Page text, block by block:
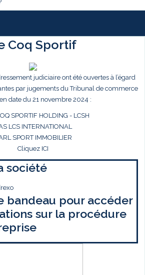
Coq Sportif
judiciaire ont été ouvertes à l’égard
par jugements du Tribunal de commerce
date du 21 novembre 2024 :
SPORTIF HOLDING - LCSH
LCS INTERNATIONAL
SPORT IMMOBILIER
Cliquez ICI
société
bandeau pour accéder
sur la procédure